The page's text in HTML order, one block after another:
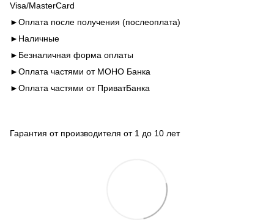
Visa/MasterCard
►Оплата после получения (послеоплата)
►Наличные
►Безналичная форма оплаты
►Оплата частями от МОНО Банка
►Оплата частями от ПриватБанка
Гарантия от производителя от 1 до 10 лет